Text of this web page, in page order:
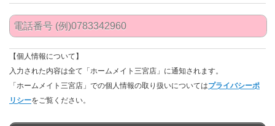
【個人情報について】
入力された内容は全て「ホームメイト三宮店」に通知されます。
「ホームメイト三宮店」での個人情報の取り扱いについてはプライバシーポ
リシーをご覧ください。